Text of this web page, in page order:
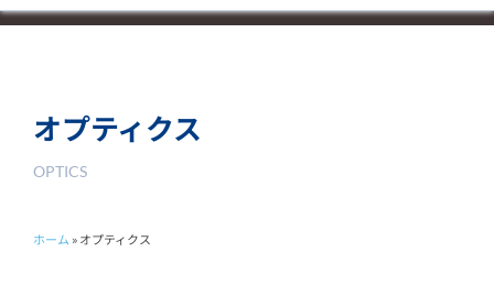
オプティクス
OPTICS
ホーム »オプティクス